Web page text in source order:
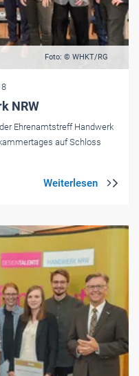
Foto: © WHKT/RG
NRW
Ehrenamtstreff Handwerk
auf Schloss